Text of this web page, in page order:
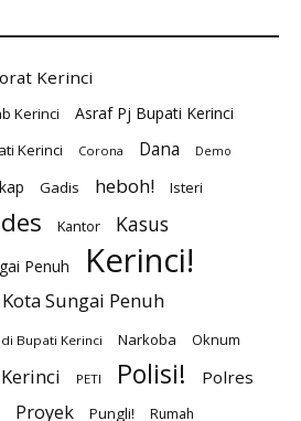
Kerinci
Kerinci Asraf Pj Bupati Kerinci
Kerinci Corona Dana Demo
Gadis heboh! Isteri
Kantor Kasus
Penuh Kerinci!
Kota Sungai Penuh
Bupati Kerinci Narkoba Oknum
PETI Polisi!
Polres
Proyek Pungli! Rumah